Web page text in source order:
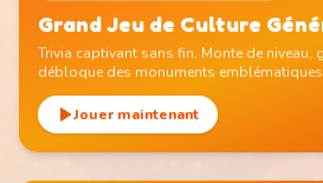
Grand Jeu de Culture
Trivia captivant sans fin. Monte de niveau,
débloque des monuments
Jouer maintenant